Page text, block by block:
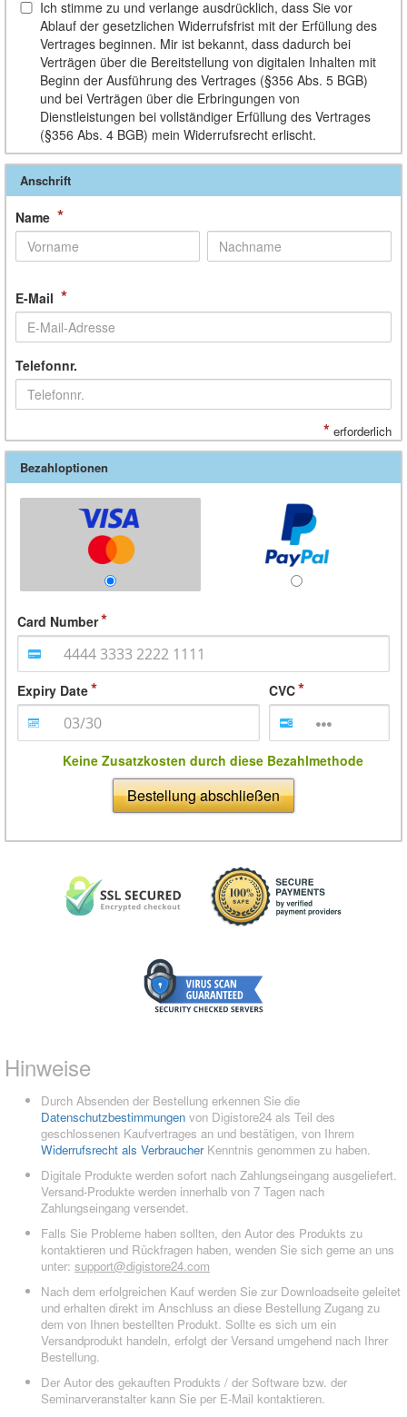
Ich stimme zu und verlange ausdrücklich, dass Sie vor
Ablauf der gesetzlichen Widerrufsfrist mit der Erfüllung des
Vertrages beginnen. Mir ist bekannt, dass dadurch bei
Verträgen über die Bereitstellung von digitalen Inhalten mit
Beginn der Ausführung des Vertrages (§356 Abs. 5 BGB)
und bei Verträgen über die Erbringungen von
Dienstleistungen bei vollständiger Erfüllung des Vertrages
(§356 Abs. 4 BGB) mein Widerrufsrecht erlischt.
Anschrift
Name *
E-Mail *
Telefonnr.
* erforderlich
Bezahloptionen
Card Number
Expiry Date CVC
Keine Zusatzkosten durch diese Bezahlmethode
Bestellung abschließen
Hinweise
Durch Absenden der Bestellung erkennen Sie die
Datenschutzbestimmungen von Digistore24 als Teil des
geschlossenen Kaufvertrages an und bestätigen, von Ihrem
Widerrufsrecht als VerbraucherKenntnis genommen zu haben.
Digitale Produkte werden sofort nach Zahlungseingang ausgeliefert.
Versand-Produkte werden innerhalb von 7 Tagen nach
Zahlungseingang versendet.
Falls Sie Probleme haben sollten, den Autor des Produkts zu
kontaktieren und Rückfragen haben, wenden Sie sich gerne an uns
unter: support@digistore24.com
Nach dem erfolgreichen Kauf werden Sie zur Downloadseite geleitet
und erhalten direkt im Anschluss an diese Bestellung Zugang zu
dem von Ihnen bestellten Produkt. Sollte es sich um ein
Versandprodukt handeln, erfolgt der Versand umgehend nach Ihrer
Bestellung.
Der Autor des gekauften Produkts / der Software bzw. der
Seminarveranstalter kann Sie per E-Mail kontaktieren.